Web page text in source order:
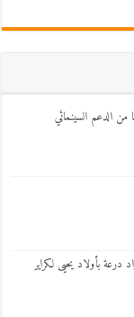
من الدعم السينمائي
درعة بأولاد يحيى لكراير